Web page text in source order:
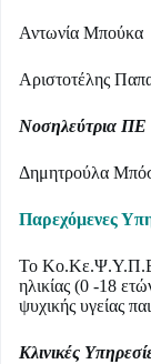
Αντωνία Μπούκα
Αριστοτέλης
Νοσηλεύτρια ΠΕ
Δημητρούλα
Παρεχόμενες
Το Κο.Κε.Ψ.Υ.Π.Ε.
ηλικίας (0 -18
ψυχικής υγείας
Κλινικές